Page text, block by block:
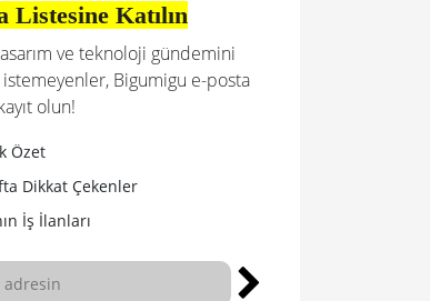
Listesine Katılın
ve teknoloji gündemini
istemeyenler, Bigumigu e-posta
olun!
Özet
Dikkat Çekenler
İş İlanları